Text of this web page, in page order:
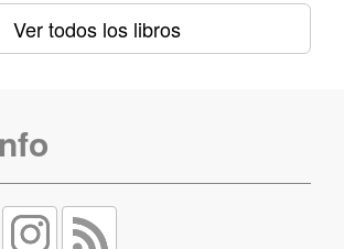
Ver todos los libros